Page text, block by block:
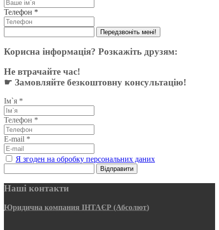
Телефон *
Передзвоніть мені!
Корисна інформація? Розкажіть друзям:
Не втрачайте час!
☛ Замовляйте безкоштовну консультацію!
Ім`я *
Телефон *
E-mail *
Я згоден на обробку персональних даних
Відправити
Наші контакти
Юридична компания ІНТАЄР (Абсолют)